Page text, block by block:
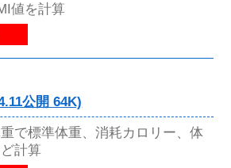
値を計算
公開 64K)
で標準体重、消耗カロリー、体
計算